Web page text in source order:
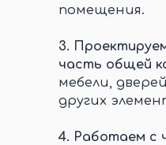
помещения.
3.
часть общей
мебели,
других
4. Работаем с